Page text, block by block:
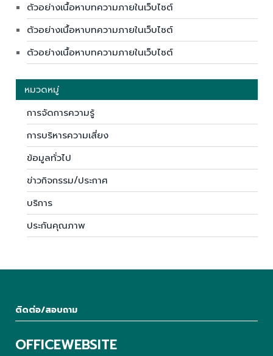
ตัวอย่างเนื้อหาบทความภายในเว็บไซต์
ตัวอย่างเนื้อหาบทความภายในเว็บไซต์
ตัวอย่างเนื้อหาบทความภายในเว็บไซต์
หมวดหมู่
การจัดการความรู้
การบริหารความเสี่ยง
ข้อมูลทั่วไป
ข่าวกิจกรรม/ประกาศ
บริการ
ประกันคุณภาพ
ติดต่อ/สอบถาม
OFFICEWEBSITE